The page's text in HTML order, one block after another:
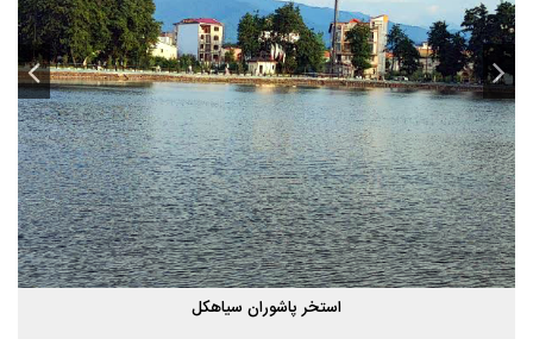
استخر پاشوران سیاهکل